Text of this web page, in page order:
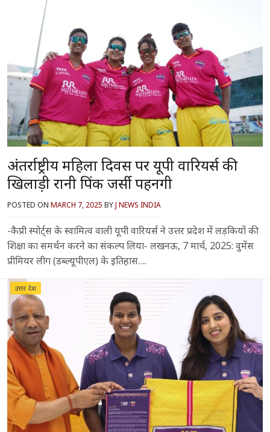
अंतर्राष्ट्रीय महिला दिवस पर यूपी वारियर्स की
खिलाड़ी रानी पिंक जर्सी पहनेंगी
POSTED ON MARCH 7, 2025 BYJ NEWS INDIA
-कैप्री स्पोर्ट्स के स्वामित्व वाली यूपी वारियर्स ने उत्तर प्रदेश में लड़कियों की
शिक्षा का समर्थन करने का संकल्प लिया- लखनऊ, 7 मार्च, 2025: वुमेंस
प्रीमियर लीग (डब्ल्यूपीएल) के इतिहास….
उत्तर प्रदेश